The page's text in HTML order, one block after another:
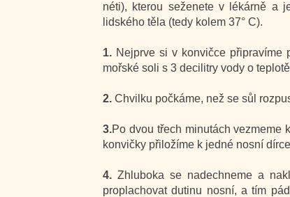
néti), kterou seženete v lékárně a
lidského těla (tedy kolem 37° C).
1. Nejprve si v konvičce připravíme
mořské soli s 3 decilitry vody o
2. Chvilku počkáme, než se sůl
3.Po dvou třech minutách vezmeme
konvičky přiložíme k jedné nosní
4. Zhluboka se nadechneme a
proplachovat dutinu nosní, a tím